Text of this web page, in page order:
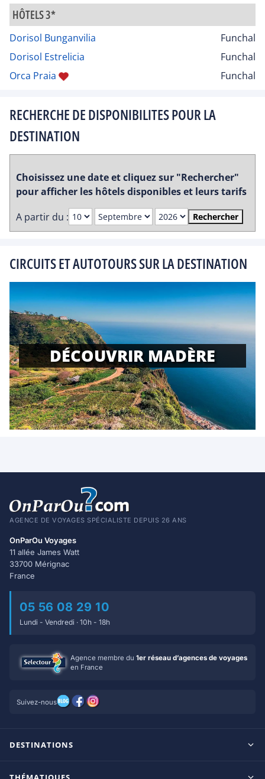
HÔTELS 3*
Dorisol Bunganvilia
Funchal
Dorisol Estrelicia
Funchal
Orca Praia
Funchal
RECHERCHE DE DISPONIBILITES POUR LA
DESTINATION
Choisissez une date et cliquez sur "Rechercher"
pour afficher les hôtels disponibles et leurs tarifs
A partir du :
Rechercher
CIRCUITS ET AUTOTOURS SUR LA DESTINATION
DÉCOUVRIR MADÈRE
AGENCE DE VOYAGES SPÉCIALISTE DEPUIS 26 ANS
OnParOu Voyages
11 allée James Watt
33700 Mérignac
France
05 56 08 29 10
Lundi - Vendredi · 10h - 18h
Agence membre du 1er réseau d’agences de voyages
en France
Suivez-nous
DESTINATIONS